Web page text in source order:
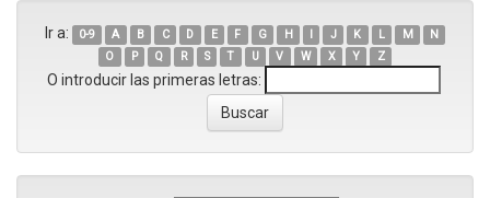
Ir a: 0-9 A B C D E F G H I J K L M
N
O
P Q R S T U V W X Y Z
O introducir las primeras letras: